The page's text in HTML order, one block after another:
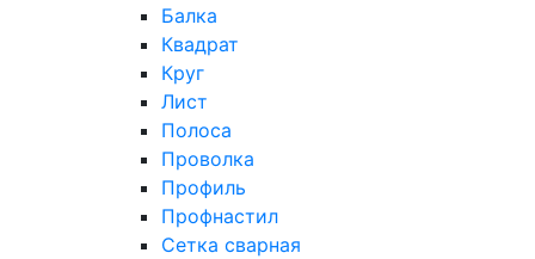
Балка
Квадрат
Круг
Лист
Полоса
Проволка
Профиль
Профнастил
Сетка сварная